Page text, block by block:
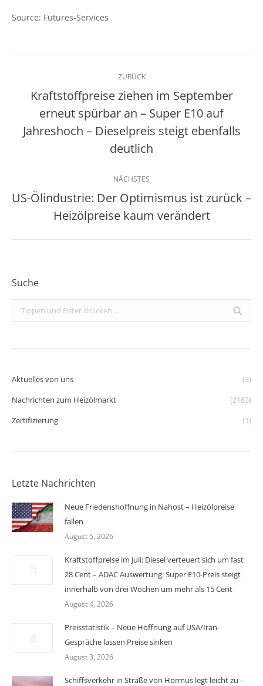
Source: Futures-Services
Kommentarnavigation
ZURÜCK
Vorheriger
Beitrag:
Kraftstoffpreise ziehen im September
erneut spürbar an – Super E10 auf
Jahreshoch – Dieselpreis steigt ebenfalls
deutlich
NÄCHSTES
Nächster
Beitrag:
US-Ölindustrie: Der Optimismus ist zurück –
Heizölpreise kaum verändert
Suche
Search:
Aktuelles von uns
(3)
Nachrichten zum Heizölmarkt
(2163)
Zertifizierung
(1)
Letzte Nachrichten
Neue Friedenshoffnung in Nahost – Heizölpreise
fallen
August 5, 2026
Kraftstoffpreise im Juli: Diesel verteuert sich um fast
28 Cent – ADAC Auswertung: Super E10-Preis steigt
innerhalb von drei Wochen um mehr als 15 Cent
August 4, 2026
Preisstatistik – Neue Hoffnung auf USA/Iran-
Gespräche lassen Preise sinken
August 3, 2026
Schiffsverkehr in Straße von Hormus legt leicht zu –